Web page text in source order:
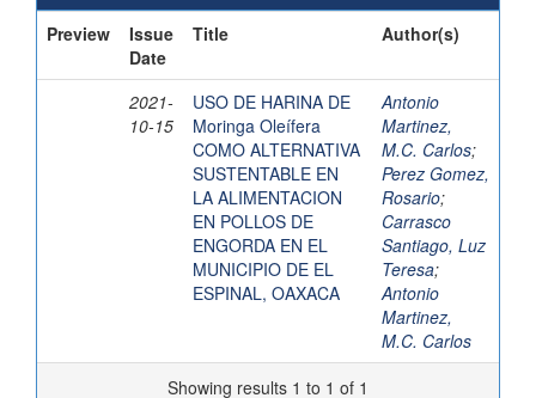
Preview
Issue
Date
Title Author(s)
2021-
10-15
USO DE HARINA DE
Moringa Oleífera
COMO ALTERNATIVA
SUSTENTABLE EN
LA ALIMENTACION
EN POLLOS DE
ENGORDA EN EL
MUNICIPIO DE EL
ESPINAL, OAXACA
Antonio
Martinez,
M.C. Carlos;
Perez Gomez,
Rosario;
Carrasco
Santiago, Luz
Teresa;
Antonio
Martinez,
M.C. Carlos
Showing results 1 to 1 of 1